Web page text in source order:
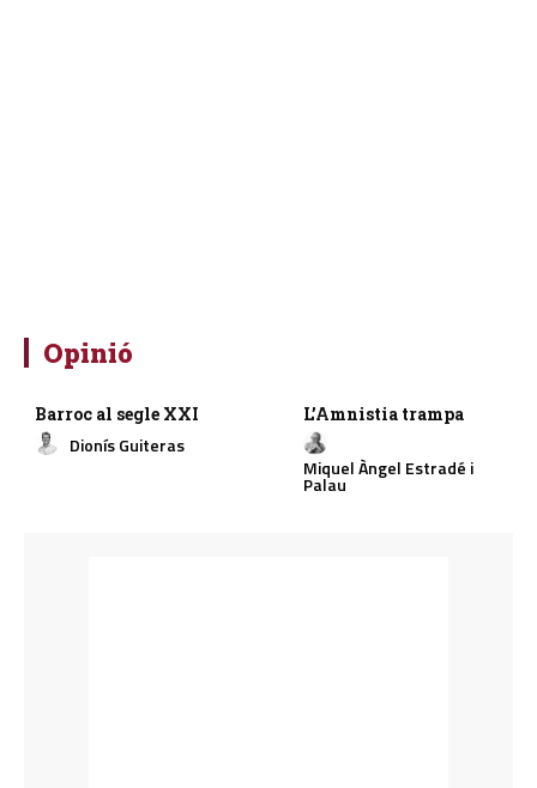
Opinió
Barroc al segle XXI
Dionís Guiteras
L’Amnistia trampa
Miquel Àngel Estradé i
Palau